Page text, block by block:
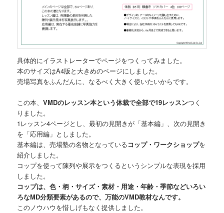
具体的にイラストレーターでページをつくってみました。
本のサイズはA4版と大きめのページにしました。
売場写真をふんだんに、なるべく大きく使いたいからです。
この本、VMDのレッスン本という体裁で全部で19レッスンつく
りました。
1レッスン4ページとし、最初の見開きが「基本編」、次の見開き
を「応用編」としました。
基本編は、売場塾の名物となっているコップ・ワークショップを
紹介しました。
コップを使って陳列や展示をつくるというシンプルな表現を採用
しました。
コップは、色・柄・サイズ・素材・用途・年齢・季節などいろい
ろなMD分類要素があるので、万能のVMD教材なんです。
このノウハウを惜しげもなく提供しました。